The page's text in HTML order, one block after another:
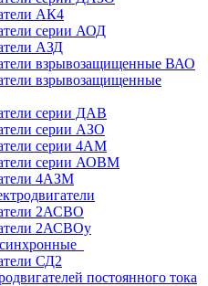
АК4
серии АОД
АЗД
взрывозащищенные ВАО
взрывозащищенные
серии ДАВ
серии АЗО
серии 4АМ
серии АОВМ
4АЗМ
2АСВО
2АСВОу
СД2
постоянного тока